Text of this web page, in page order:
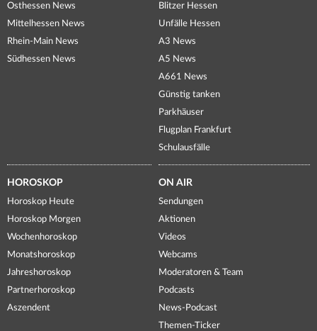
Osthessen News
Mittelhessen News
Rhein-Main News
Südhessen News
Blitzer Hessen
Unfälle Hessen
A3 News
A5 News
A661 News
Günstig tanken
Parkhäuser
Flugplan Frankfurt
Schulausfälle
HOROSKOP
Horoskop Heute
Horoskop Morgen
Wochenhoroskop
Monatshoroskop
Jahreshoroskop
Partnerhoroskop
Aszendent
ON AIR
Sendungen
Aktionen
Videos
Webcams
Moderatoren & Team
Podcasts
News-Podcast
Themen-Ticker